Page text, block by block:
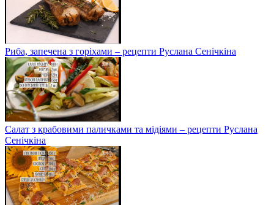
Риба, запечена з горіхами – рецепти Руслана Сенічкіна
Салат з крабовими паличками та мідіями – рецепти Руслана
Сенічкіна